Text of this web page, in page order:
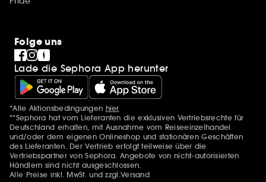
Folge uns
Lade die Sephora App herunter
Zusätzlich Erwähnungen
*Alle Aktionsbedingungen hier
**Sephora hat vom Lieferanten die exklusiven Vertriebsrechte für
Deutschland erhalten, mit Ausnahme vom Reiseeinzelhandel
und/oder dem eigenen Onlineshop und stationären Geschäften
des Lieferanten. Der Vertrieb erfolgt teilweise über die
Vertriebspartner von Sephora. Angebote von nicht-autorisierten
Händlern sind nicht ausgeschlossen.
Alle Preise inkl. MwSt. und zzgl.Versand